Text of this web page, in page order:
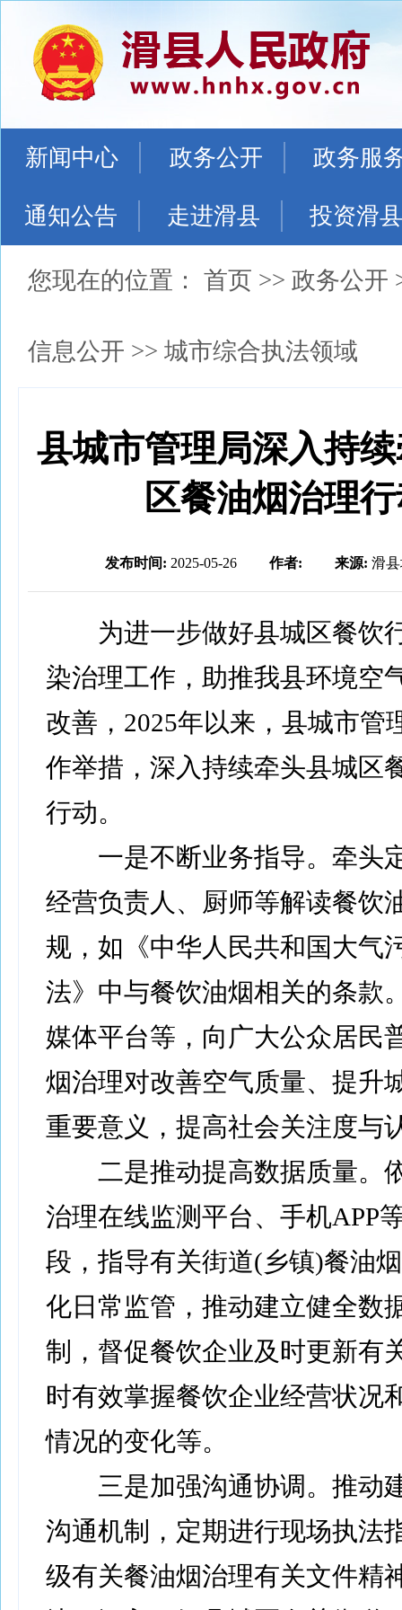
新闻中心 政务公开 政务服
通知公告 走进滑县 投资滑县
您现在的位置： 首页 >> 政务公开
信息公开 >> 城市综合执法领域
县城市管理局深入持
区餐油烟治理
发布时间: 2025-05-26 作者: 来源: 滑
为进一步做好县城区餐饮
染治理工作，助推我县环境空
改善，2025年以来，县城市管
作举措，深入持续牵头县城区
行动。
一是不断业务指导。牵头
经营负责人、厨师等解读餐饮
规，如《中华人民共和国大气
法》中与餐饮油烟相关的条款
媒体平台等，向广大公众居民
烟治理对改善空气质量、提升
重要意义，提高社会关注度与
二是推动提高数据质量。
治理在线监测平台、手机APP
段，指导有关街道(乡镇)餐油
化日常监管，推动建立健全数
制，督促餐饮企业及时更新有
时有效掌握餐饮企业经营状况
情况的变化等。
三是加强沟通协调。推动
沟通机制，定期进行现场执法
级有关餐油烟治理有关文件精